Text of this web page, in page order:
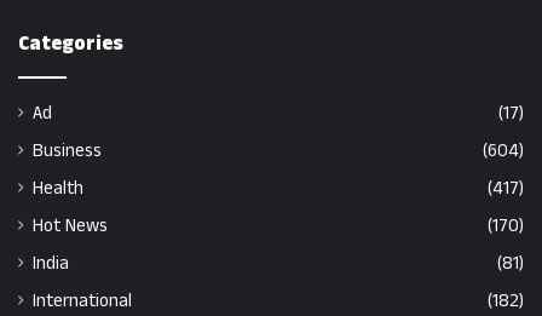
Categories
Ad
(17)
Business
(604)
Health
(417)
Hot News
(170)
India
(81)
International
(182)